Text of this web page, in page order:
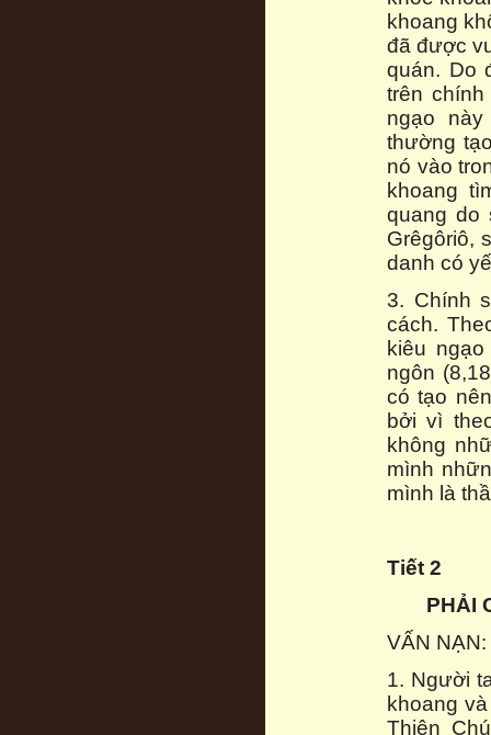
khoang
đã được
quán. Do
trên
ngạo
thường
nó vào
khoang
quang do
Grêgôriô,
danh có
3. Chính
cách.
kiêu
ngôn
có tạo
bởi vì
không
mình
mình là
Tiết 2
PHẢI
VẤN
1. Người
khoang
Thiên